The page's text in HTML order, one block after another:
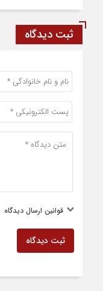
ثبت دیدگاه
قوانین ارسال دیدگاه
ثبت دیدگاه